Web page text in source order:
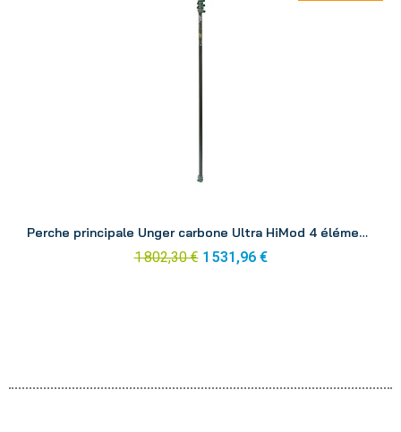
Perche principale Unger carbone Ultra HiMod 4 éléments 6.63 m UH67G
1 802,30 € 1 531,96 €